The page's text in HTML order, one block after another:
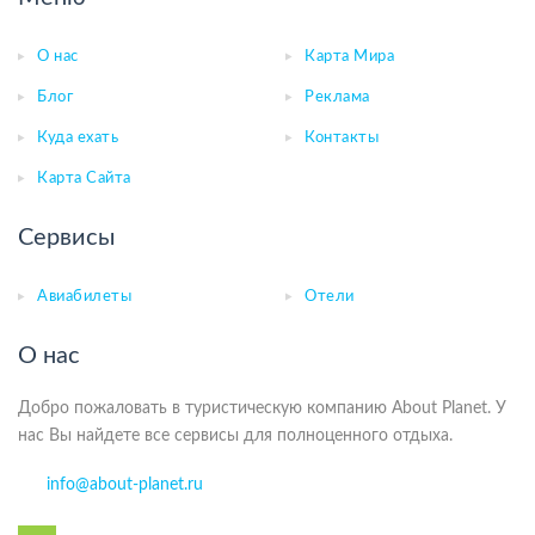
О нас Карта Мира
Блог Реклама
Куда ехать Контакты
Карта Сайта
Сервисы
Авиабилеты Отели
О нас
Добро пожаловать в туристическую компанию About Planet. У
нас Вы найдете все сервисы для полноценного отдыха.
info@about-planet.ru